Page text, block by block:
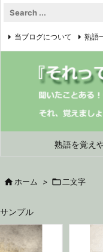
熟語を覚え
当ブログについて 熟語
プライバシーポリシー
 ホーム >  二文字
サンプル